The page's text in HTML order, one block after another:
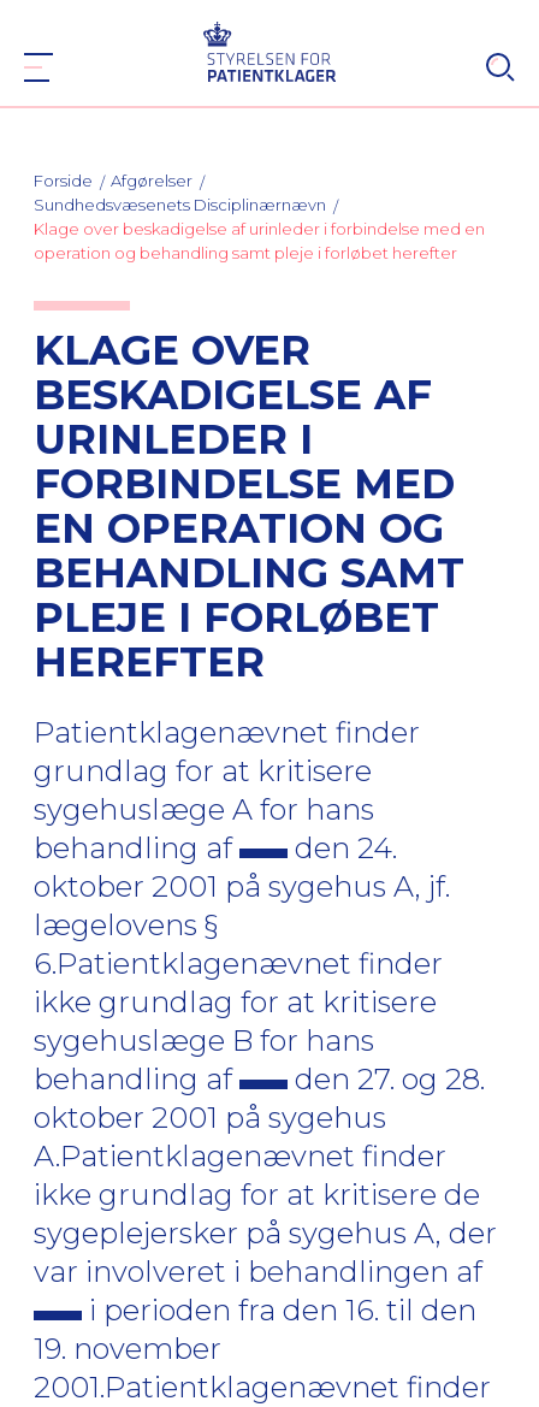
Forside
Afgørelser
Sundhedsvæsenets Disciplinærnævn
Klage over beskadigelse af urinleder i forbindelse med en
operation og behandling samt pleje i forløbet herefter
KLAGE OVER
BESKADIGELSE AF
URINLEDER I
FORBINDELSE MED
EN OPERATION OG
BEHANDLING SAMT
PLEJE I FORLØBET
HEREFTER
Patientklagenævnet finder
grundlag for at kritisere
sygehuslæge A for hans
behandling af
den 24.
oktober 2001 på sygehus A, jf.
lægelovens §
6.Patientklagenævnet finder
ikke grundlag for at kritisere
sygehuslæge B for hans
behandling af
den 27. og 28.
oktober 2001 på sygehus
A.Patientklagenævnet finder
ikke grundlag for at kritisere de
sygeplejersker på sygehus A, der
var involveret i behandlingen af
i perioden fra den 16. til den
19. november
2001.Patientklagenævnet finder